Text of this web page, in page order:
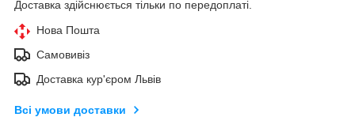
Доставка здійснюється тільки по передоплаті.
Нова Пошта
Самовивіз
Доставка кур'єром Львів
Всі умови доставки